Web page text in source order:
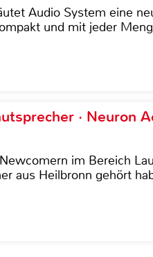
Audio System eine
und mit jeder
· Neuron
im Bereich
aus Heilbronn gehört